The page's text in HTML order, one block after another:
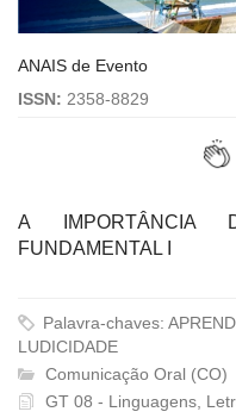
ANAIS de Evento
ISSN: 2358-8829
A IMPORTÂNCIA
FUNDAMENTAL I
Palavra-chaves:
LUDICIDADE
Comunicação Oral (CO)
GT 08 - Linguagens,